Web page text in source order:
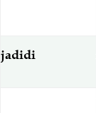
jadidi